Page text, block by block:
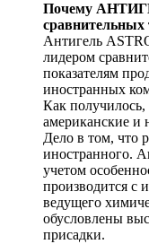
Почему
сравнительных
Антигель
лидером
показателям
иностранных
Как
американские и
Дело в том, что
иностранного.
учетом
производится с
ведущего
обусловлены
присадки.